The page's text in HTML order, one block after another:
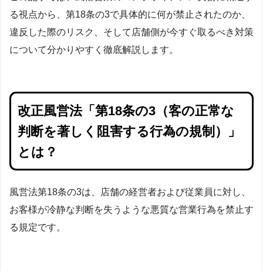
る視点から、第18条の3で具体的に何が禁止されたのか、
違反した際のリスク、そして店舗側が今すぐ取るべき対策
について分かりやすく徹底解説します。
改正風営法「第18条の3（客の正常な
判断を著しく阻害する行為の規制）」
とは？
風営法第18条の3は、店舗の経営者および従業員に対し、
お客様が冷静な判断を失うような悪質な営業行為を禁止す
る規定です。